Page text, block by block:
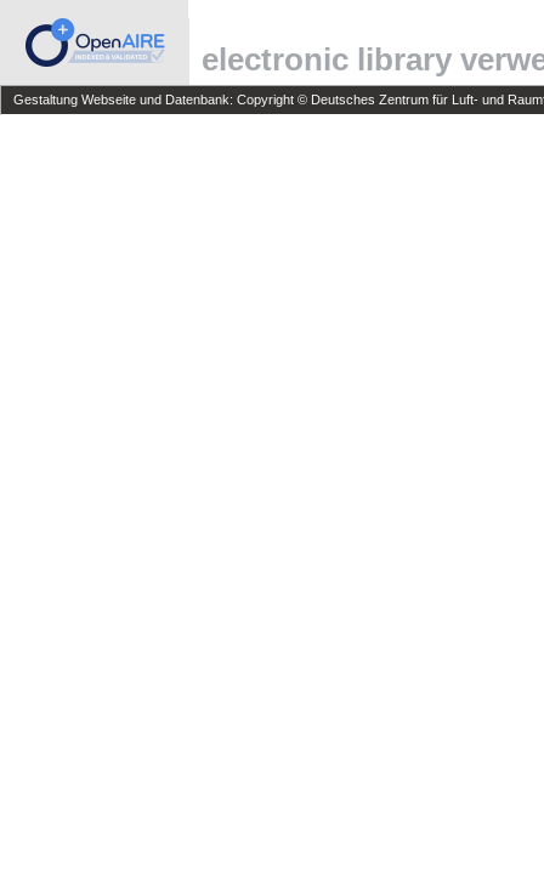
electronic library
Gestaltung Webseite und Datenbank: Copyright © Deutsches Zentrum für Luft- und